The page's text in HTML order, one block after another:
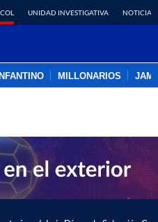
UNIDAD INVESTIGATIVA NOTICIAS
MILLONARIOS